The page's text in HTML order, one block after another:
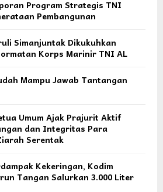
Program Strategis TNI
Pembangunan
Simanjuntak Dikukuhkan
Korps Marinir TNI AL
Mampu Jawab Tantangan
Umum Ajak Prajurit Aktif
dan Integritas Para
Serentak
Kekeringan, Kodim
Tangan Salurkan 3.000 Liter